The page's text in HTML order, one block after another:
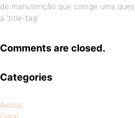
de manutenção que corrige uma
a ‘title-tag’.
Comments are closed.
Categories
Avisos